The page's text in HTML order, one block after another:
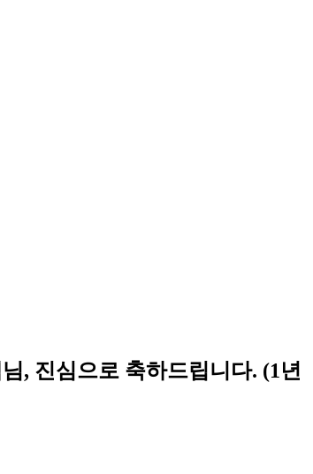
, 진심으로 축하드립니다. (1년